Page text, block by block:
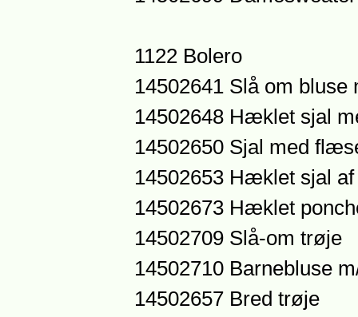
1122 Bolero
14502641 Slå om
14502648 Hæklet sjal
14502650 Sjal med
14502653 Hæklet sjal
14502673 Hæklet
14502709 Slå-om trøje
14502710 Barnebluse
14502657 Bred trøje